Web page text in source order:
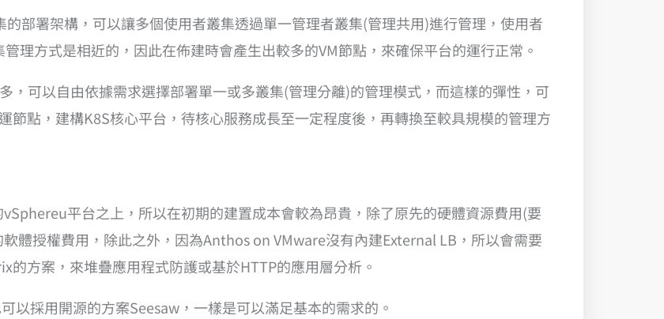
部署架構，可以讓多個使用者叢集透過單一管理者叢集(管理共用)進行管理，使用者
理方式是相近的，因此在佈建時會產生出較多的VM節點，來確保平台的運行正常。
，可以自由依據需求選擇部署單一或多叢集(管理分離)的管理模式，而這樣的彈性，可
節點，建構K8S核心平台，待核心服務成長至一定程度後，再轉換至較具規模的管理方
平台之上，所以在初期的建置成本會較為昂貴，除了原先的硬體資源費用(要
體授權費用，除此之外，因為Anthos on VMware沒有內建External LB，所以會需要
方案，來堆疊應用程式防護或基於HTTP的應用層分析。
以採用開源的方案Seesaw，一樣是可以滿足基本的需求的。